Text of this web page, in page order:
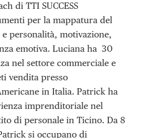
di TTI SUCCESS
per la mappatura del
personalità, motivazione,
emotiva. Luciana ha 30
nel settore commerciale e
vendita presso
in Italia. Patrick ha
imprenditoriale nel
di personale in Ticino. Da 8
si occupano di